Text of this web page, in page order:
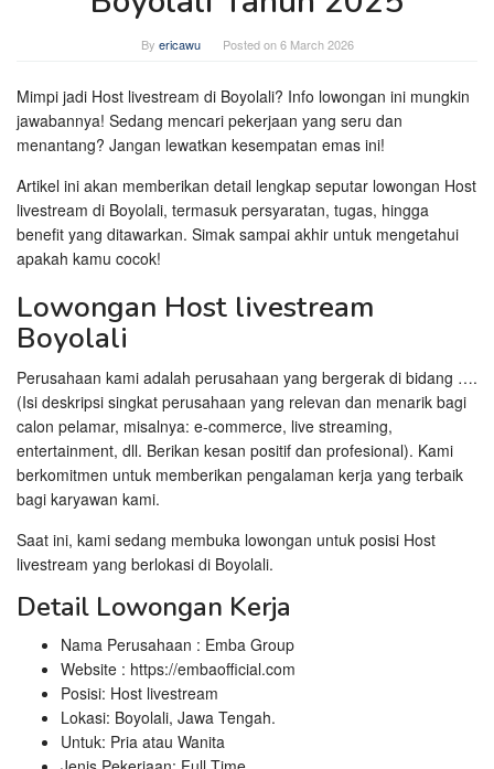
By ericawu Posted on6 March 2026
Mimpi jadi Host livestream di Boyolali? Info lowongan ini mungkin
jawabannya! Sedang mencari pekerjaan yang seru dan
menantang? Jangan lewatkan kesempatan emas ini!
Artikel ini akan memberikan detail lengkap seputar lowongan Host
livestream di Boyolali, termasuk persyaratan, tugas, hingga
benefit yang ditawarkan. Simak sampai akhir untuk mengetahui
apakah kamu cocok!
Lowongan Host livestream
Boyolali
Perusahaan kami adalah perusahaan yang bergerak di bidang ….
(Isi deskripsi singkat perusahaan yang relevan dan menarik bagi
calon pelamar, misalnya: e-commerce, live streaming,
entertainment, dll. Berikan kesan positif dan profesional). Kami
berkomitmen untuk memberikan pengalaman kerja yang terbaik
bagi karyawan kami.
Saat ini, kami sedang membuka lowongan untuk posisi Host
livestream yang berlokasi di Boyolali.
Detail Lowongan Kerja
Nama Perusahaan : Emba Group
Website : https://embaofficial.com
Posisi: Host livestream
Lokasi: Boyolali, Jawa Tengah.
Untuk: Pria atau Wanita